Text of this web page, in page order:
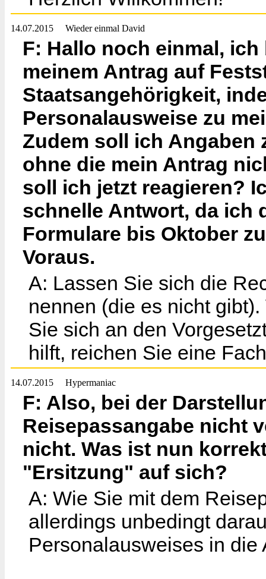
14.07.2015 Wieder einmal David
F: Hallo noch einmal,
meinem Antrag auf
Staatsangehörigkeit,
Personalausweise zu
Zudem soll ich Angaben
ohne die mein Antrag
soll ich jetzt reagieren?
schnelle Antwort, da ich
Formulare bis Oktober
Voraus.
A: Lassen Sie sich die
nennen (die es nicht
Sie sich an den
hilft, reichen Sie eine
14.07.2015 Hypermaniac
F: Also, bei der
Reisepassangabe nicht
nicht. Was ist nun
"Ersitzung" auf sich?
A: Wie Sie mit dem
allerdings unbedingt
Personalausweises in die